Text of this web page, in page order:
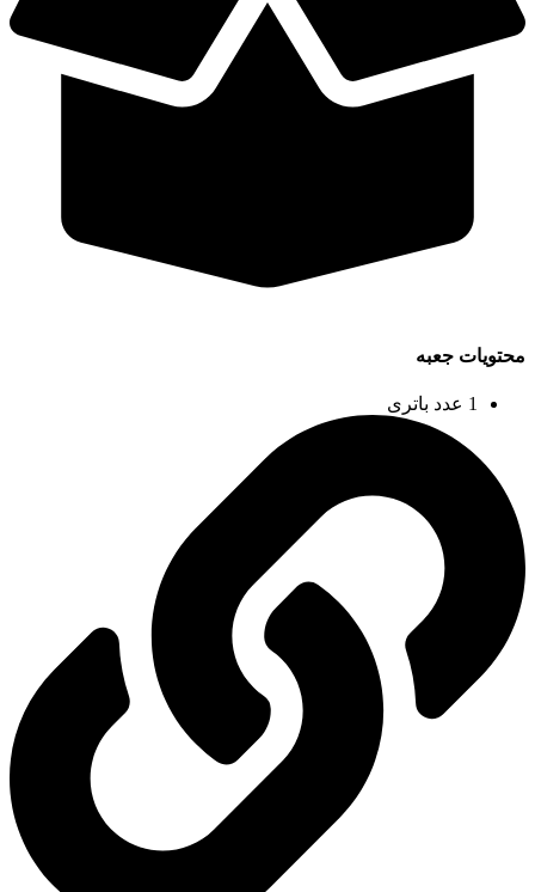
محتویات جعبه
1 عدد باتری